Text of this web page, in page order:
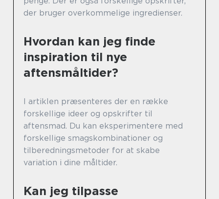
der bruger overkommelige ingredienser.
Hvordan kan jeg finde
inspiration til nye
aftensmåltider?
I artiklen præsenteres der en række
forskellige ideer og opskrifter til
aftensmad. Du kan eksperimentere med
forskellige smagskombinationer og
tilberedningsmetoder for at skabe
variation i dine måltider.
Kan jeg tilpasse